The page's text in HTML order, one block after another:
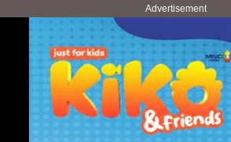
Advertisement